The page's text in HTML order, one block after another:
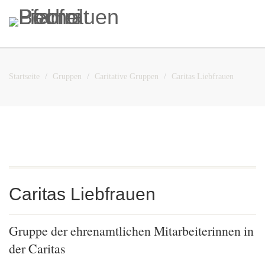
Startseite Gruppen Caritative Gruppen Caritas Liebfrauen
Caritas Liebfrauen
Gruppe der ehrenamtlichen Mitarbeiterinnen in
der Caritas